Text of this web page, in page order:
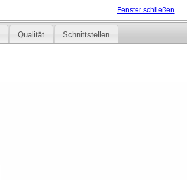
Fenster schließen
Qualität Schnittstellen